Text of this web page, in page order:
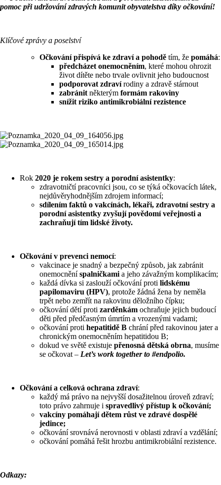
pomoc při udržování zdravých komunit obyvatelstva díky očkování!
Klíčové zprávy a poselství
Očkování přispívá ke zdraví a pohodě tím, že pomáhá:
předcházet onemocněním, které mohou ohrozit
život dítěte nebo trvale ovlivnit jeho budoucnost
podporovat zdravírodiny a zdravě stárnout
zabránit některým formám rakoviny
snížit riziko antimikrobiální rezistence
Rok 2020 je rokem sestry a porodní asistentky:
zdravotničtí pracovníci jsou, co se týká očkovacích látek,
nejdůvěryhodnějším zdrojem informací;
sdílením faktů o vakcínách, lékaři, zdravotní sestry a
porodní asistentky zvyšují povědomí veřejnosti a
zachraňují tím lidské životy.
Očkování v prevenci nemocí:
vakcinace je snadný a bezpečný způsob, jak zabránit
onemocněníspalničkami a jeho závažným komplikacím;
každá dívka si zaslouží očkování proti lidskému
papilomaviru (HPV), protože žádná žena by neměla
trpět nebo zemřít na rakovinu děložního čípku;
očkování dětí proti zarděnkám ochraňuje jejich budoucí
děti před předčasným úmrtím a vrozenými vadami;
očkování proti hepatitidě B chrání před rakovinou jater a
chronickým onemocněním hepatitidou B;
dokud ve světě existuje přenosná dětská obrna, musíme
se očkovat – Let’s work together to #endpolio.
Očkování a celková ochrana zdraví:
každý má právo na nejvyšší dosažitelnou úroveň zdraví;
toto právo zahrnuje i spravedlivý přístup k očkování;
vakcíny pomáhají dětem růst ve zdravé dospělé
jedince;
očkování srovnává nerovnosti v oblasti zdraví a vzdělání;
očkování pomáhá řešit hrozbu antimikrobiální rezistence.
Odkazy: